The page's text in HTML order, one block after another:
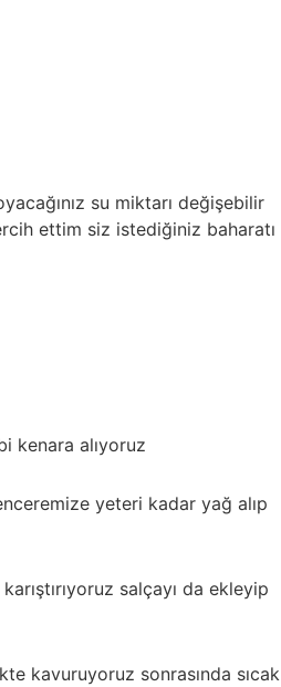
su miktarı değişebilir
ettim siz istediğiniz baharatı
kenara alıyoruz
yeteri kadar yağ alıp
salçayı da ekleyip
kavuruyoruz sonrasında sıcak